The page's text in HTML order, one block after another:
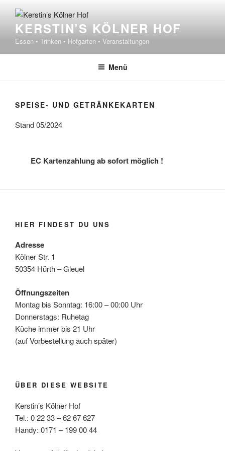
Inhalt
springenKERSTIN’S KÖLNER HOF
Essen • Trinken • Hofgarten • Veranstaltungen
Menü
SPEISE- UND GETRÄNKEKARTEN
Stand 05/2024
EC Kartenzahlung ab sofort möglich !
HIER FINDEST DU UNS
Adresse
Kölner Str. 1
50354 Hürth – Gleuel
Öffnungszeiten
Montag bis Sonntag: 16:00 – 00:00 Uhr
Donnerstags: Ruhetag
Küche immer bis 21 Uhr
(auf Vorbestellung auch später)
ÜBER DIESE WEBSITE
Kerstin’s Kölner Hof
Tel.: 0 22 33 – 62 67 627
Handy: 0171 – 199 00 44